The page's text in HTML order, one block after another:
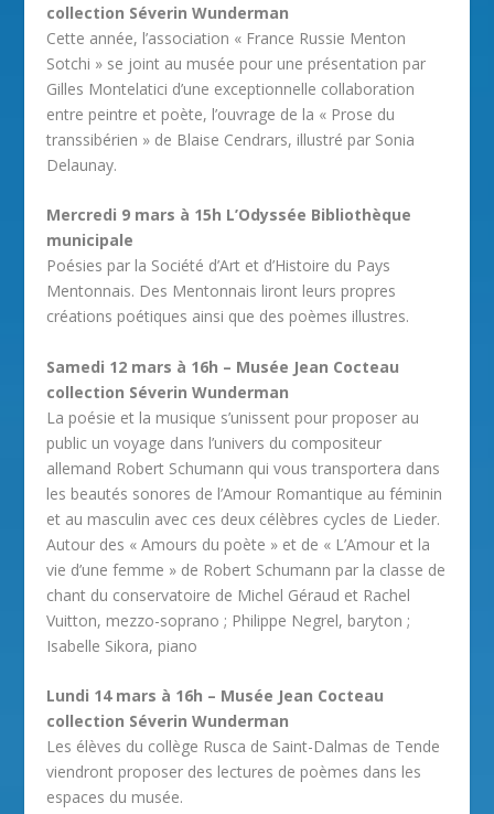
collection Séverin Wunderman
Cette année, l’association « France Russie Menton
Sotchi » se joint au musée pour une présentation par
Gilles Montelatici d’une exceptionnelle collaboration
entre peintre et poète, l’ouvrage de la « Prose du
transsibérien » de Blaise Cendrars, illustré par Sonia
Delaunay.
Mercredi 9 mars à 15h L’Odyssée Bibliothèque
municipale
Poésies par la Société d’Art et d’Histoire du Pays
Mentonnais. Des Mentonnais liront leurs propres
créations poétiques ainsi que des poèmes illustres.
Samedi 12 mars à 16h – Musée Jean Cocteau
collection Séverin Wunderman
La poésie et la musique s’unissent pour proposer au
public un voyage dans l’univers du compositeur
allemand Robert Schumann qui vous transportera dans
les beautés sonores de l’Amour Romantique au féminin
et au masculin avec ces deux célèbres cycles de Lieder.
Autour des « Amours du poète » et de « L’Amour et la
vie d’une femme » de Robert Schumann par la classe de
chant du conservatoire de Michel Géraud et Rachel
Vuitton, mezzo-soprano ; Philippe Negrel, baryton ;
Isabelle Sikora, piano
Lundi 14 mars à 16h – Musée Jean Cocteau
collection Séverin Wunderman
Les élèves du collège Rusca de Saint-Dalmas de Tende
viendront proposer des lectures de poèmes dans les
espaces du musée.